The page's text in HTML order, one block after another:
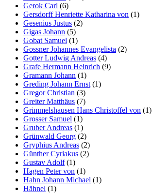
Gerok Carl (6)
Gersdorff Henriette Katharina von (1)
Gesenius Justus (2)
Gigas Johann (5)
Gobat Samuel (1)
Gossner Johannes Evangelista (2)
Gotter Ludwig Andreas (4)
Grafe Hermann Heinrich (9)
Gramann Johann (1)
Greding Johann Ernst (1)
Gregor Christian (3)
Greiter Matthäus (7)
Grimmelshausen Hans Christoffel von (1)
Grosser Samuel (1)
Gruber Andreas (1)
Grünwald Georg (2)
Gryphius Andreas (2)
Günther Cyriakus (2)
Gustav Adolf(1)
Hagen Peter von (1)
Hahn Johann Michael (1)
Hähnel (1)